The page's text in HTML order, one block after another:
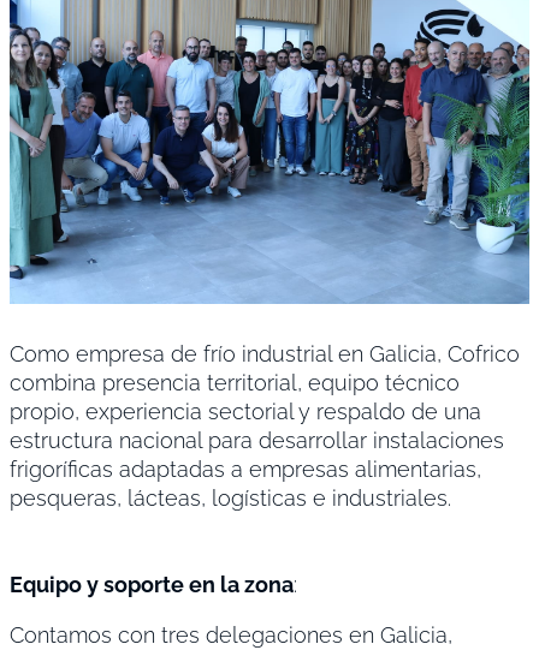
Como empresa de frío industrial en Galicia, Cofrico
combina presencia territorial, equipo técnico
propio, experiencia sectorial y respaldo de una
estructura nacional para desarrollar instalaciones
frigoríficas adaptadas a empresas alimentarias,
pesqueras, lácteas, logísticas e industriales.
Equipo y soporte en la zona:
Contamos con tres delegaciones en Galicia,